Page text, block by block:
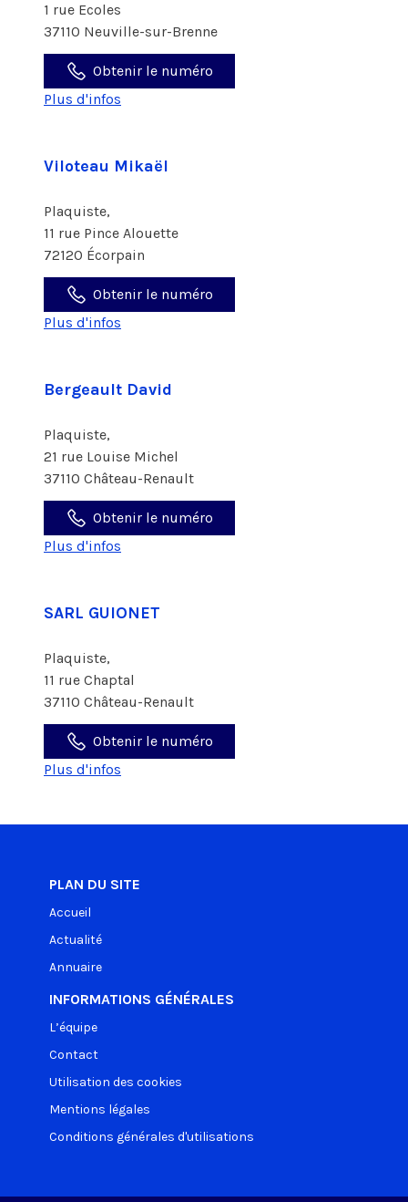
1 rue Ecoles
37110 Neuville-sur-Brenne
Obtenir le numéro
Plus d'infos
Viloteau Mikaël
Plaquiste,
11 rue Pince Alouette
72120 Écorpain
Obtenir le numéro
Plus d'infos
Bergeault David
Plaquiste,
21 rue Louise Michel
37110 Château-Renault
Obtenir le numéro
Plus d'infos
SARL GUIONET
Plaquiste,
11 rue Chaptal
37110 Château-Renault
Obtenir le numéro
Plus d'infos
PLAN DU SITE
Accueil
Actualité
Annuaire
INFORMATIONS GÉNÉRALES
L’équipe
Contact
Utilisation des cookies
Mentions légales
Conditions générales d'utilisations